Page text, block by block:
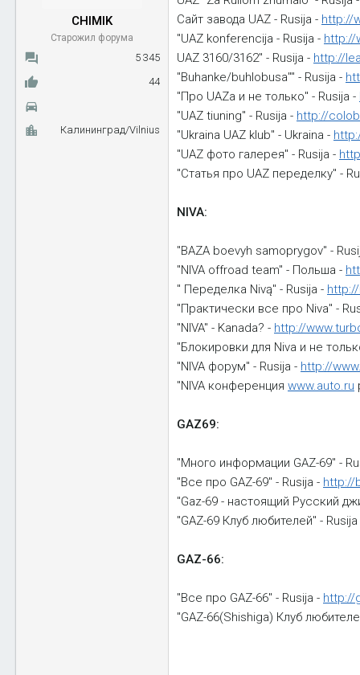
а
CHIMIK
Старожил форума
5 345
44
Калининград/Vilnius
Сайт завода UAZ - Rusija - http://
"UAZ konferencija - Rusija - http://
UAZ 3160/3162" - Rusija - http://
"Buhanke/buhlobusa"" - Rusija -
"Про UAZa и не только" - Rusija -
"UAZ tiuning" - Rusija - http://
"Ukraina UAZ klub" - Ukraina -
"UAZ фото галерея" - Rusija -
"Статья про UAZ переделку" -
NIVA:
"BAZA boevyh samoprygov" -
"NIVA offroad team" - Польша -
" Переделка Nivą" - Rusija -
"Практически все про Niva" -
"NIVA" - Kanada? - http://
"Блокировки для Niva и не
"NIVA форум" - Rusija - http://
"NIVA конференция www.auto.ru
GAZ69:
"Много информации GAZ-69" -
"Все про GAZ-69" - Rusija - http://
"Gaz-69 - настоящий Русский
"GAZ-69 Клуб любителей" - Rusija
GAZ-66:
"Все про GAZ-66" - Rusija - http://
"GAZ-66(Shishiga) Клуб